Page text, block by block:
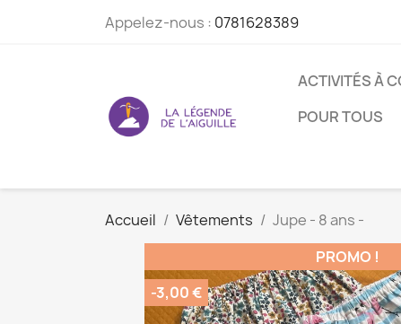
Appelez-nous : 0781628389
ACTIVITÉS À
POUR TOUS
Accueil Vêtements
Jupe - 8 ans -
PROMO !
-3,00 €